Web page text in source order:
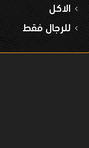
الاكل
للرجال فقط